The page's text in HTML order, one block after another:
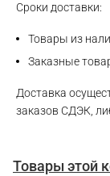
Сроки доставки:
Товары из
Заказные
Доставка
заказов СДЭК,
Товары этой